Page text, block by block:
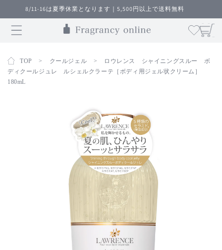
ンツに
進む
8/11-16は夏季休業となります｜5,500円以上で送料無料
カ
ー
TOP > クールジェル >
ロウレンス シャイニングスルー ボ
ディクールジュレ ルシェルクラーテ［ボディ用ジェル状クリーム］
180mL